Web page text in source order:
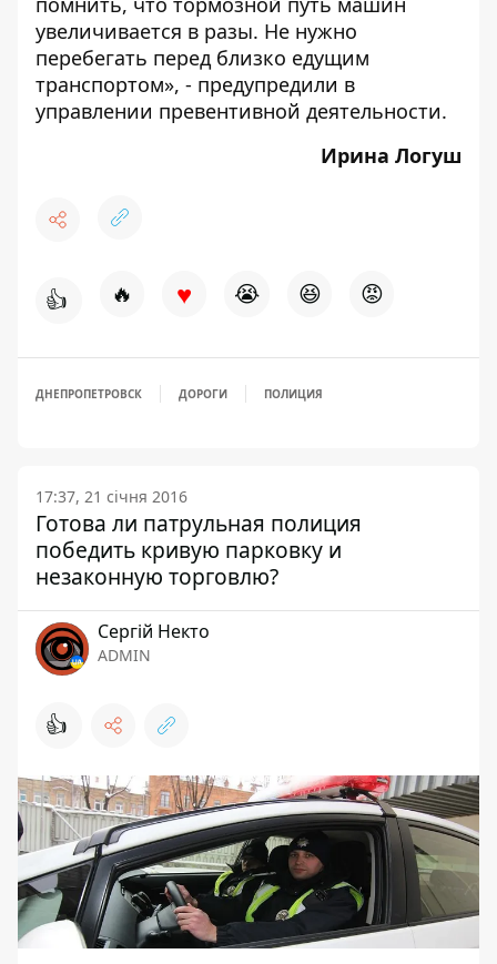
увеличивается в разы. Не нужно
перебегать перед близко едущим
транспортом», - предупредили в
управлении превентивной деятельности.
Ирина Логуш
👍 🔥 ♥ 😭 😆 😡
ДНЕПРОПЕТРОВСК ДОРОГИ ПОЛИЦИЯ
17:37, 21 січня 2016
Готова ли патрульная полиция
победить кривую парковку и
незаконную торговлю?
Сергій Некто
ADMIN
👍